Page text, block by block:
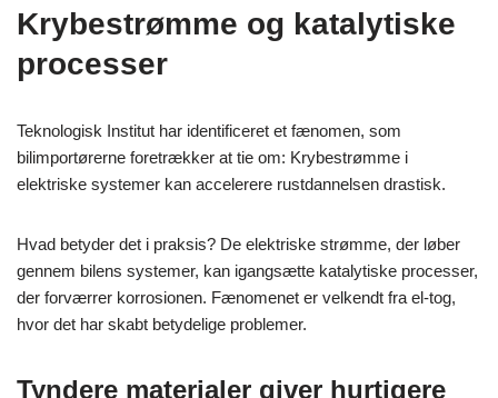
Krybestrømme og katalytiske
processer
Teknologisk Institut har identificeret et fænomen, som
bilimportørerne foretrækker at tie om: Krybestrømme i
elektriske systemer kan accelerere rustdannelsen drastisk.
Hvad betyder det i praksis? De elektriske strømme, der løber
gennem bilens systemer, kan igangsætte katalytiske processer,
der forværrer korrosionen. Fænomenet er velkendt fra el-tog,
hvor det har skabt betydelige problemer.
Tyndere materialer giver hurtigere